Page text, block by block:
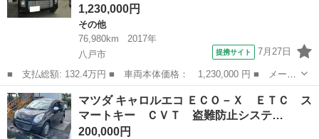
1,230,000円
その他
76,980km
2017年
八戸市
提携サイト 7月27日
■ 支払総額: 132.4万円 ■ 車両本体価格： 1,230,000 円 ■ メーカ
ー名： マツダ ■ 車種名： スクラムワゴン ■ グレード名： Ｐ
Ｚターボ スペシャル 中部仕入れ ４ＷＤ ハイルーフ レーダー
ブレーキ...
青森 八戸市 その他
マツダ キャロルエコ ＥＣＯ－Ｘ ＥＴＣ ス
マートキー ＣＶＴ 盗難防止システ…
200,000円